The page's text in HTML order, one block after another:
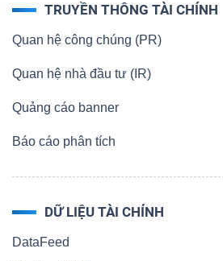
TRUYỀN THÔNG TÀI CHÍNH
Quan hệ công chúng (PR)
Quan hệ nhà đầu tư (IR)
Quảng cáo banner
Báo cáo phân tích
DỮ LIỆU TÀI CHÍNH
DataFeed
Thuật
(-)
Dịch
(-)
Đào